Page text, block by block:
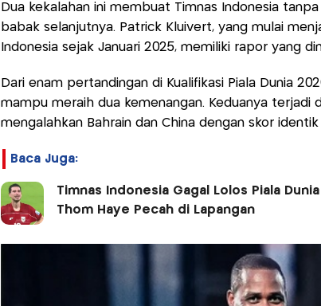
Dua kekalahan ini membuat Timnas Indonesia
babak selanjutnya. Patrick Kluivert, yang mulai
Indonesia sejak Januari 2025, memiliki rapor yang
Dari enam pertandingan di Kualifikasi Piala Dunia
mampu meraih dua kemenangan. Keduanya terjadi
mengalahkan Bahrain dan China dengan skor identik
Baca Juga:
Timnas Indonesia Gagal Lolos Piala
Thom Haye Pecah di Lapangan